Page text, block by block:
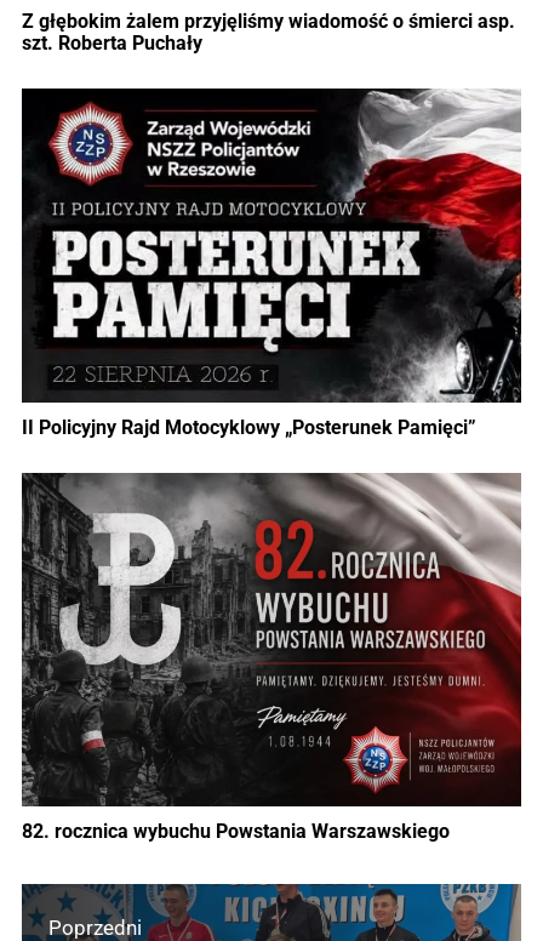
Z głębokim żalem przyjęliśmy wiadomość o śmierci asp.
szt. Roberta Puchały
II Policyjny Rajd Motocyklowy „Posterunek Pamięci”
82. rocznica wybuchu Powstania Warszawskiego
Poprzedni